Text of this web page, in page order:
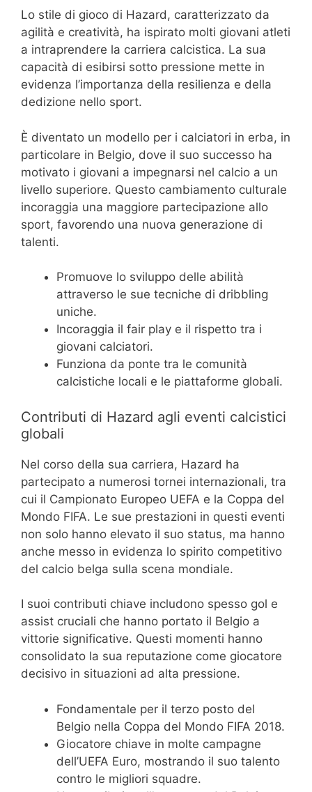
Lo stile di gioco di Hazard, caratterizzato da
agilità e creatività, ha ispirato molti giovani atleti
a intraprendere la carriera calcistica. La sua
capacità di esibirsi sotto pressione mette in
evidenza l’importanza della resilienza e della
dedizione nello sport.
È diventato un modello per i calciatori in erba, in
particolare in Belgio, dove il suo successo ha
motivato i giovani a impegnarsi nel calcio a un
livello superiore. Questo cambiamento culturale
incoraggia una maggiore partecipazione allo
sport, favorendo una nuova generazione di
talenti.
Promuove lo sviluppo delle abilità
attraverso le sue tecniche di dribbling
uniche.
Incoraggia il fair play e il rispetto tra i
giovani calciatori.
Funziona da ponte tra le comunità
calcistiche locali e le piattaforme globali.
Contributi di Hazard agli eventi calcistici
globali
Nel corso della sua carriera, Hazard ha
partecipato a numerosi tornei internazionali, tra
cui il Campionato Europeo UEFA e la Coppa del
Mondo FIFA. Le sue prestazioni in questi eventi
non solo hanno elevato il suo status, ma hanno
anche messo in evidenza lo spirito competitivo
del calcio belga sulla scena mondiale.
I suoi contributi chiave includono spesso gol e
assist cruciali che hanno portato il Belgio a
vittorie significative. Questi momenti hanno
consolidato la sua reputazione come giocatore
decisivo in situazioni ad alta pressione.
Fondamentale per il terzo posto del
Belgio nella Coppa del Mondo FIFA 2018.
Giocatore chiave in molte campagne
dell’UEFA Euro, mostrando il suo talento
contro le migliori squadre.